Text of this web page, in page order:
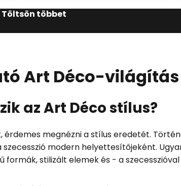
Töltsön többet
Art Déco-világítás
az Art Déco stílus?
megnézni a stílus eredetét.
modern helyettesítőjeként.
stilizált elemek és - a